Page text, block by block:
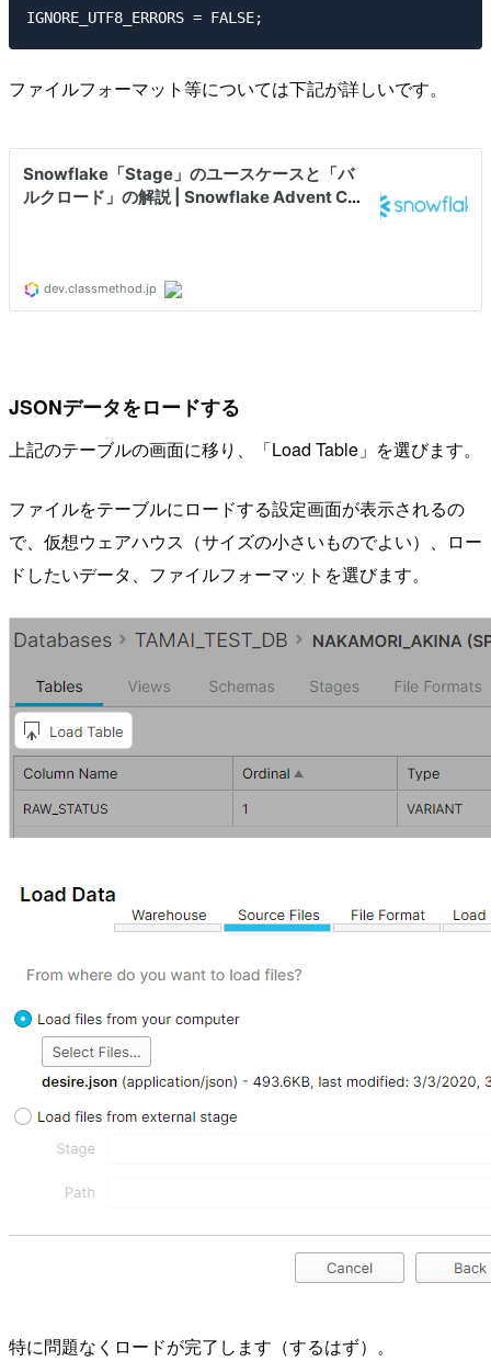
ファイルフォーマット等については下記が詳しいです。
JSONデータをロードする
上記のテーブルの画面に移り、「Load Table」を選びます。
ファイルをテーブルにロードする設定画面が表示されるの
で、仮想ウェアハウス（サイズの小さいものでよい）、ロー
ドしたいデータ、ファイルフォーマットを選びます。
特に問題なくロードが完了します（するはず）。